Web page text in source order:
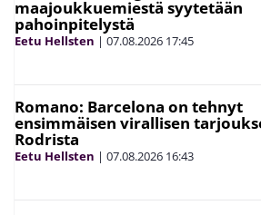
maajoukkuemiestä syytetään
pahoinpitelystä
Eetu Hellsten | 07.08.2026 17:45
Romano: Barcelona on tehnyt
ensimmäisen virallisen
Rodrista
Eetu Hellsten | 07.08.2026 16:43